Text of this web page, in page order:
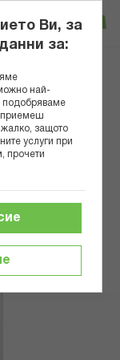
Вход
Ви, за
за:
най-
подобряваме
приемеш
жалко, защото
услуги при
прочети